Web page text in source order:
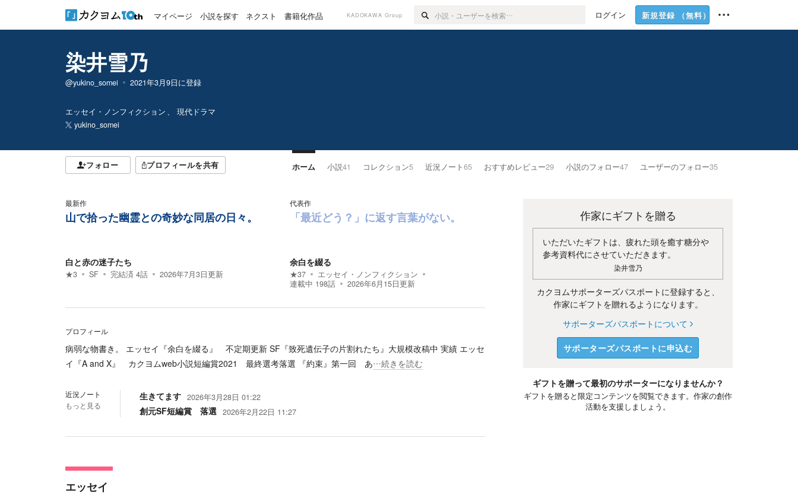
マイページ 小説を探す ネクスト 書籍化作品 KADOKAWA Group ログイン 新規登録 （無料）
染井雪乃
@yukino_somei 2021年3月9日に登録
エッセイ・ノンフィクション
現代ドラマ
yukino_somei
フォロー プロフィールを共有 ホーム 小説41 コレクション5 近況ノート65 おすすめレビュー29 小説のフォロー47 ユーザーのフォロー35
最新作
山で拾った幽霊との奇妙な同居の日々。
白と赤の迷子たち
★3 SF 完結済 4話 2026年7月3日更新
代表作
「最近どう？」に返す言葉がない。
余白を綴る
★37
エッセイ・ノンフィクション
連載中 198話 2026年6月15日更新
プロフィール
病弱な物書き。 エッセイ『余白を綴る』 不定期更新 SF『致死遺伝子の片割れたち』大規模改稿中 実績 エッセ
イ『A and X』 カクヨムweb小説短編賞2021 最終選考落選 『約束』第一回 あ…続きを読む
近況ノート
もっと見る
生きてます 2026年3月28日 01:22
創元SF短編賞 落選 2026年2月22日 11:27
作家にギフトを贈る
いただいたギフトは、疲れた頭を癒す糖分や
参考資料代にさせていただきます。
染井雪乃
カクヨムサポーターズパスポートに登録すると、
作家にギフトを贈れるようになります。
サポーターズパスポートについて
サポーターズパスポートに申込む
ギフトを贈って最初のサポーターになりませんか？
ギフトを贈ると限定コンテンツを閲覧できます。作家の創作
活動を支援しましょう。
エッセイ